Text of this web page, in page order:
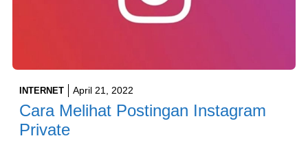
INTERNET April 21, 2022
Cara Melihat Postingan Instagram
Private